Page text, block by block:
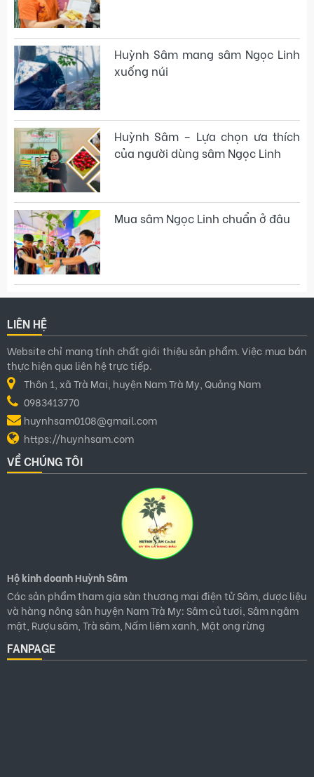
Huỳnh Sâm mang sâm Ngọc Linh
xuống núi
Huỳnh Sâm – Lựa chọn ưa thích
của người dùng sâm Ngọc Linh
Mua sâm Ngọc Linh chuẩn ở đâu
LIÊN HỆ
Website chỉ mang tính chất giới thiệu sản phẩm. Việc mua bán
thực hiện qua liên hệ trực tiếp.
Thôn 1, xã Trà Mai, huyện Nam Trà My, Quảng Nam
0983413770
huynhsam0108@gmail.com
https://huynhsam.com
VỀ CHÚNG TÔI
Hộ kinh doanh Huỳnh Sâm
Các sản phẩm tham gia sàn thương mại điện tử Sâm, dược liệu
và hàng nông sản huyện Nam Trà My: Sâm củ tươi, Sâm ngâm
mật, Rượu sâm, Trà sâm, Nấm liêm xanh, Mật ong rừng
FANPAGE